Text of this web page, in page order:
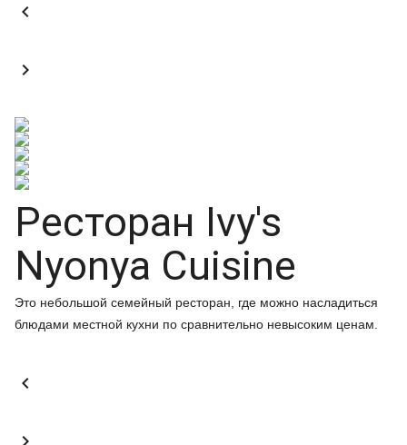


Ресторан Ivy's
Nyonya Cuisine
Это небольшой семейный ресторан, где можно насладиться
блюдами местной кухни по сравнительно невысоким ценам.
